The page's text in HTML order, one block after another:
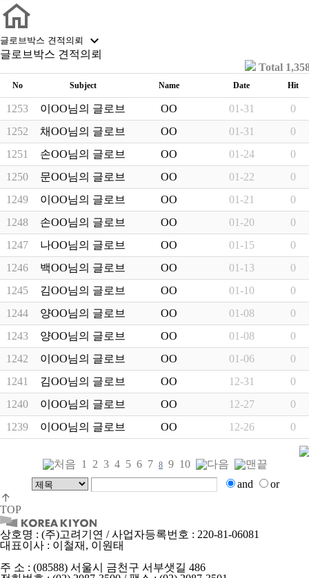
글로브박스 견적의뢰 
글로브박스 견적의뢰
Total
No Subject Name Date Hit
1253 이OO님의 글로브박스 주문내역입니다.
OO 01-31
0
1252
채OO님의 글로브박스 주문내역입니다.
OO 01-31
0
1251
손OO님의 글로브박스 주문내역입니다.
OO 01-24
0
1250
문OO님의 글로브박스 주문내역입니다.
OO 01-22
0
1249
이OO님의 글로브박스 주문내역입니다.
OO 01-21
0
1248
손OO님의 글로브박스 주문내역입니다.
OO 01-20
0
1247
나OO님의 글로브박스 주문내역입니다.
OO 01-15
0
1246
백OO님의 글로브박스 주문내역입니다.
OO 01-13
0
1245
김OO님의 글로브박스 주문내역입니다.
OO 01-10
0
1244
양OO님의 글로브박스 주문내역입니다.
OO 01-08
0
1243
양OO님의 글로브박스 주문내역입니다.
OO 01-08
0
1242
이OO님의 글로브박스 주문내역입니다.
OO 01-06
0
1241
김OO님의 글로브박스 주문내역입니다.
OO 12-31
0
1240
이OO님의 글로브박스 주문내역입니다.
OO 12-27
0
1239
이OO님의 글로브박스 주문내역입니다.
OO 12-26 0
1 2 3 4 5 6 7 8 9 10
and
or
TOP
상호명 : (주)고려기연 / 사업자등록번호 : 220-81-06081
대표이사 : 이철재, 이원태
주 소 : (08588) 서울시 금천구 서부샛길 486